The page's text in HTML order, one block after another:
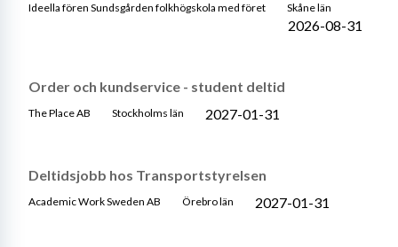
Ideella fören Sundsgården folkhögskola med föret Skåne län
2026-08-31
Order och kundservice - student deltid
The Place AB Stockholms län 2027-01-31
Deltidsjobb hos Transportstyrelsen
Academic Work Sweden AB Örebro län 2027-01-31